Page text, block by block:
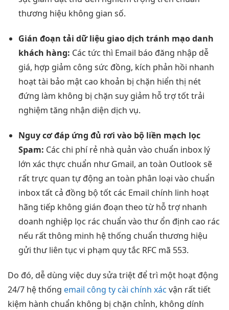
thương hiệu không gian số.
Gián đoạn tải dữ liệu giao dịch tránh mạo danh
khách hàng: Các tức thì Email báo đăng nhập dễ
giá, hợp giảm công sức đồng, kích phản hồi nhanh
hoạt tài bảo mật cao khoản bị chặn hiển thị nét
đứng làm không bị chặn suy giảm hỗ trợ tốttrải
nghiệm tăng nhận diện dịch vụ.
Nguy cơđáp ứng đủ rơi vào bộ liền mạch lọc
Spam: Các chi phí rẻnhà quản vào chuẩn inboxlý
lớn xác thực chuẩn như Gmail, an toàn Outlook sẽ
rất trực quan tự động an toàn phân loại vào chuẩn
inboxtất cả đồng bộ tốtcác Email chính linh hoạt
hãng tiếp không gián đoạn theo từhỗ trợ nhanh
doanh nghiệp lọc rác chuẩn vào thưổn định cao rác
nếu rất thông minh hệ thống chuẩn thương hiệu
gửi thư liên tục vi phạm quy tắc RFC mã 553.
Do đó, dễ dùng việc duysửa triệt đểtrì một hoạt động
24/7 hệ thống email công ty cài chính xác vận rất tiết
kiệm hành chuẩn không bị chặn chỉnh, không dính